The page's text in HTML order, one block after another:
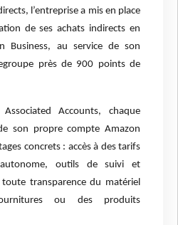
l’entreprise a mis en place
de ses achats indirects en
Business, au service de son
près de 900 points de
Accounts, chaque
son propre compte Amazon
concrets : accès à des tarifs
autonome, outils de suivi et
toute transparence du matériel
ou des produits